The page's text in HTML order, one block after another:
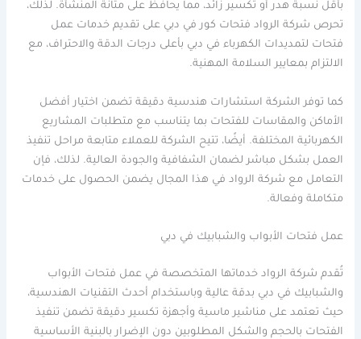
بأقل نسبة هدر أو تكسير زائد، مما يحافظ على متانة المنشأة. لذلك،
تحرص شركة الرواد فتحات كور في دبي على تقديم خدمات عمل
فتحات لتمديدات الكهرباء في دبي بأعلى درجات الدقة والاحتراف، مع
الالتزام بمعايير السلامة المهنية.
كما توفر الشركة استشارات هندسية دقيقة تضمن اختيار أفضل
الأماكن والمقاسات للفتحات بما يتناسب مع متطلبات المشاريع
الكهربائية المختلفة. أيضًا، تتيح الشركة للعملاء متابعة مراحل تنفيذ
العمل بشكل مباشر لضمان الشفافية والجودة العالية. لذلك، فإن
التعامل مع شركة الرواد في هذا المجال يضمن الحصول على خدمات
متكاملة وفعالة.
عمل فتحات الأبواب والشبابيك في دبي
تُقدم شركة الرواد خدماتها المتخصصة في عمل فتحات الأبواب
والشبابيك في دبي بدقة عالية وباستخدام أحدث التقنيات الهندسية،
حيث تعتمد على مناشير ماسية وأجهزة تكسير دقيقة تضمن تنفيذ
الفتحات بالحجم والشكل المطلوبين دون الإضرار بالبنية الأساسية